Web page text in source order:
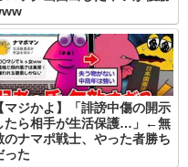
マジかよ】「誹謗中傷の開示
たら相手が生活保護…」←無
のナマポ戦士、やった者勝ち
った